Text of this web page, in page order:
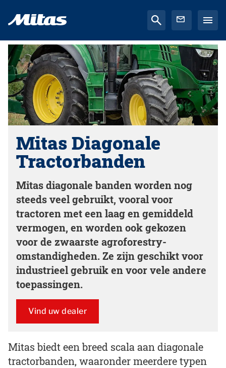
Mitas Diagonale
Tractorbanden
Mitas diagonale banden worden nog
steeds veel gebruikt, vooral voor
tractoren met een laag en gemiddeld
vermogen, en worden ook gekozen
voor de zwaarste agroforestry-
omstandigheden. Ze zijn geschikt voor
industrieel gebruik en voor vele andere
toepassingen.
Vind uw dealer
Mitas biedt een breed scala aan diagonale
tractorbanden, waaronder meerdere typen